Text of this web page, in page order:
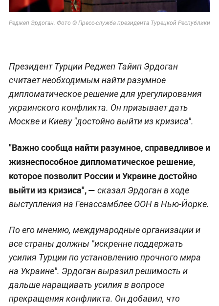
Реджеп Эрдоган. Фото © Пресс-служба президента Турецкой Республики
Президент Турции Реджеп Тайип Эрдоган
считает необходимым найти разумное
дипломатическое решение для урегулирования
украинского конфликта. Он призывает дать
Москве и Киеву "достойно выйти из кризиса".
"Важно сообща найти разумное, справедливое и
жизнеспособное дипломатическое решение,
которое позволит России и Украине достойно
выйти из кризиса", — сказал Эрдоган в ходе
выступления на Генассамблее ООН в Нью-Йорке.
По его мнению, международные организации и
все страны должны "искренне поддержать
усилия Турции по установлению прочного мира
на Украине". Эрдоган выразил решимость и
дальше наращивать усилия в вопросе
прекращения конфликта. Он добавил, что